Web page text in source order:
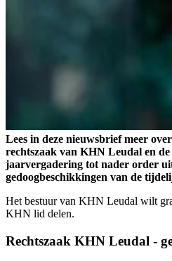
Lees in deze nieuwsbrief meer
rechtszaak van KHN Leudal en de
jaarvergadering tot nader order
gedoogbeschikkingen van de
Het bestuur van KHN Leudal wilt
KHN lid delen.
Rechtszaak KHN Leudal -